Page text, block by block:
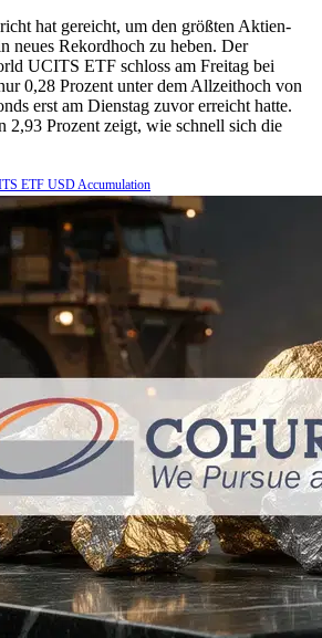
hat gereicht, um den größten Aktien-
neues Rekordhoch zu heben. Der
UCITS ETF schloss am Freitag bei
0,28 Prozent unter dem Allzeithoch von
erst am Dienstag zuvor erreicht hatte.
2,93 Prozent zeigt, wie schnell sich die
ETF USD Accumulation